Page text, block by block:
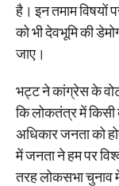
है। इन तमाम विषयों
को भी देवभूमि की
जाए।
भट्ट ने कांग्रेस के
कि लोकतंत्र में किसी
अधिकार जनता को
में जनता ने हम पर
तरह लोकसभा चुनाव